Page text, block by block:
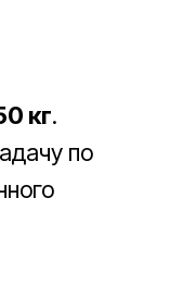
кг.
по